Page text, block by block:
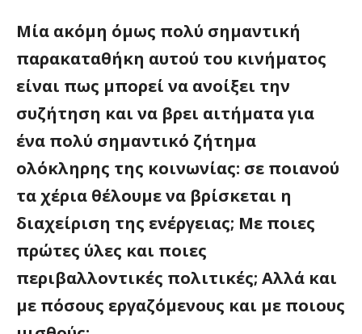
Μία ακόμη όμως πολύ σημαντική
παρακαταθήκη αυτού του κινήματος
είναι πως μπορεί να ανοίξει την
συζήτηση και να βρει αιτήματα για
ένα πολύ σημαντικό ζήτημα
ολόκληρης της κοινωνίας: σε ποιανού
τα χέρια θέλουμε να βρίσκεται η
διαχείριση της ενέργειας; Με ποιες
πρώτες ύλες και ποιες
περιβαλλοντικές πολιτικές; Αλλά και
με πόσους εργαζόμενους και με ποιους